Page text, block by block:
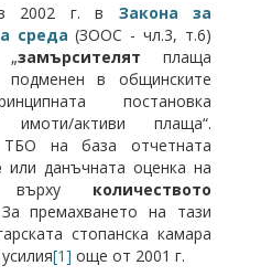
2002 г. в Закона за
среда (ЗООС - чл.3, т.6)
„замърсителят плаща
подменен в общинските
постановка
активи плаща“.
на база отчетната
или данъчната оценка на
върху количеството
премахването на тази
стопанска камара
[1] още от 2001 г.